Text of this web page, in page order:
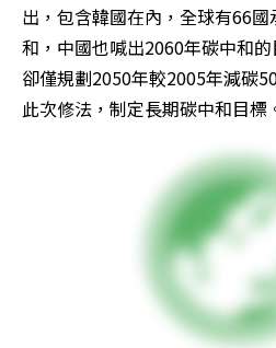
出，包含韓國在內，全球有66
和，中國也喊出2060年碳中和
卻僅規劃2050年較2005年減碳
此次修法，制定長期碳中和目標